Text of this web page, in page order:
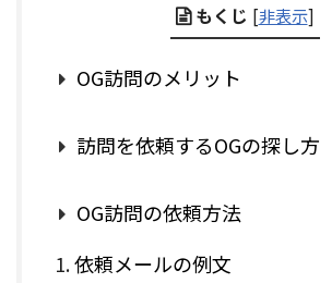
もくじ [非表示]
OG訪問のメリット
訪問を依頼するOGの探し方
OG訪問の依頼方法
依頼メールの例文